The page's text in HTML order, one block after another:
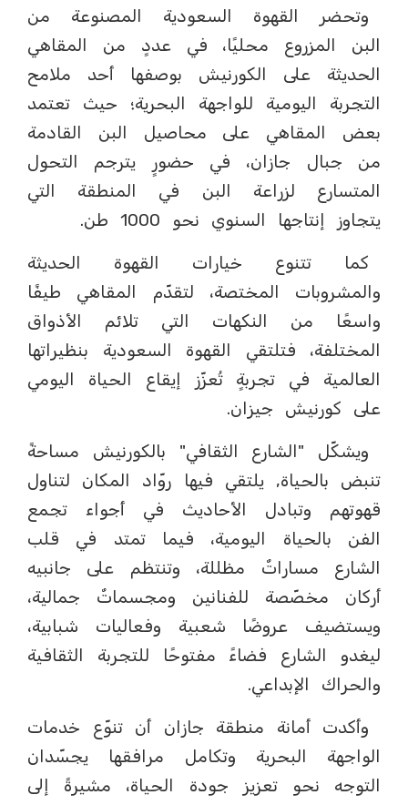
وتحضر القهوة السعودية المصنوعة من
البن المزروع محليًا، في عددٍ من المقاهي
الحديثة على الكورنيش بوصفها أحد ملامح
التجربة اليومية للواجهة البحرية؛ حيث تعتمد
بعض المقاهي على محاصيل البن القادمة
من جبال جازان، في حضورٍ يترجم التحول
المتسارع لزراعة البن في المنطقة التي
يتجاوز إنتاجها السنوي نحو 1000 طن.
كما تتنوع خيارات القهوة الحديثة
والمشروبات المختصة، لتقدّم المقاهي طيفًا
واسعًا من النكهات التي تلائم الأذواق
المختلفة، فتلتقي القهوة السعودية بنظيراتها
العالمية في تجربةٍ تُعزّز إيقاع الحياة اليومي
على كورنيش جيزان.
ويشكّل "الشارع الثقافي" بالكورنيش مساحةً
تنبض بالحياة, يلتقي فيها روّاد المكان لتناول
قهوتهم وتبادل الأحاديث في أجواء تجمع
الفن بالحياة اليومية، فيما تمتد في قلب
الشارع مساراتٌ مظللة، وتنتظم على جانبيه
أركان مخصّصة للفنانين ومجسماتٌ جمالية،
ويستضيف عروضًا شعبية وفعاليات شبابية،
ليغدو الشارع فضاءً مفتوحًا للتجربة الثقافية
والحراك الإبداعي.
وأكدت أمانة منطقة جازان أن تنوّع خدمات
الواجهة البحرية وتكامل مرافقها يجسّدان
التوجه نحو تعزيز جودة الحياة، مشيرةً إلى